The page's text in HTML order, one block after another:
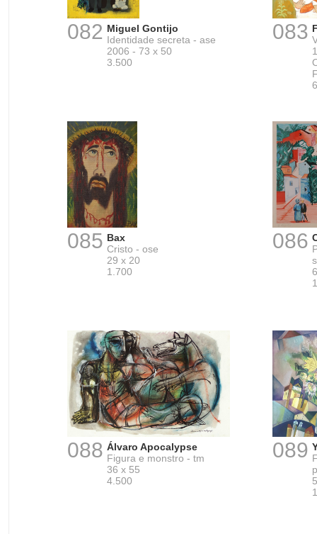
082 Miguel Gontijo
Identidade secreta - ase
2006 - 73 x 50
3.500
083
085 Bax
Cristo - ose
29 x 20
1.700
086
088 Álvaro Apocalypse
Figura e monstro - tm
36 x 55
4.500
089